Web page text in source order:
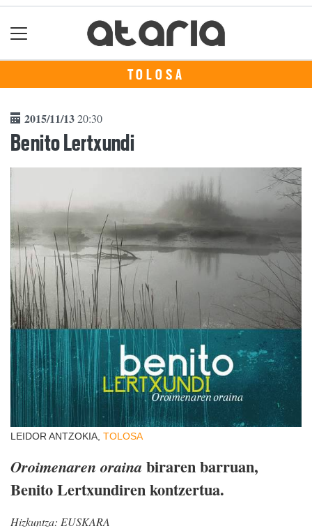
TOLOSA
2015/11/1320:30
Benito Lertxundi
LEIDOR ANTZOKIA, TOLOSA
Oroimenaren oraina biraren barruan,
Benito Lertxundiren kontzertua.
Hizkuntza: EUSKARA